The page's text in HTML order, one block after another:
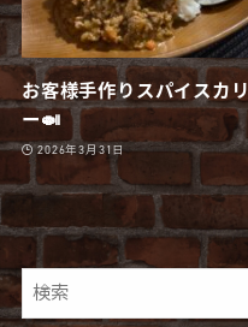
お客様手作りスパイスカリ
ー🍛
2026年3月31日